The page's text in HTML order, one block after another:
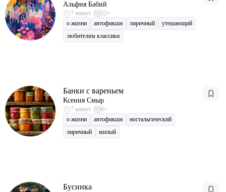
Альфия Бабий
7 минут
12+
о жизни
автофикшн лиричный
утешающий
любителям классики
Банки с вареньем
Ксения Смыр
7 минут
6+
о жизни
автофикшн
ностальгический
лиричный
милый
Бусинка